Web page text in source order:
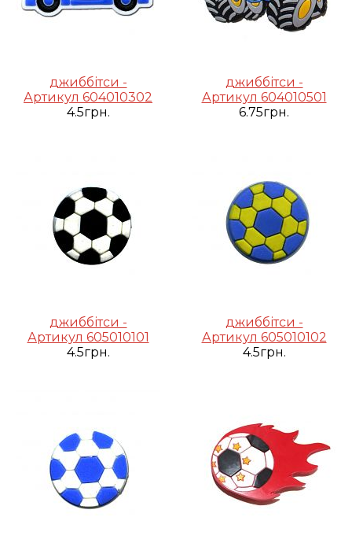
джиббітси -
Артикул 604010302
4.5грн.
джиббітси -
Артикул 604010501
6.75грн.
джиббітси -
Артикул 605010101
4.5грн.
джиббітси -
Артикул 605010102
4.5грн.